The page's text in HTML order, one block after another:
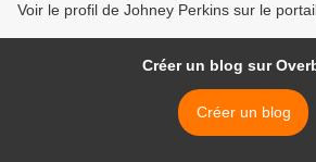
Voir le profil de Johney Perkins sur le
Créer un blog sur
Créer un blog